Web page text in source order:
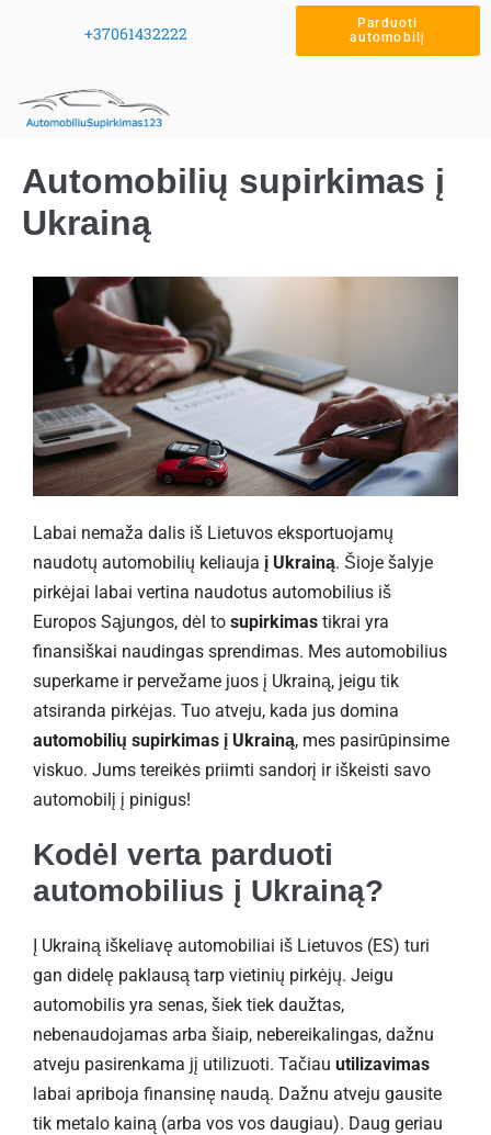
+37061432222
Parduoti
automobilį
Automobilių supirkimas į
Ukrainą
Labai nemaža dalis iš Lietuvos eksportuojamų
naudotų automobilių keliauja į Ukrainą. Šioje šalyje
pirkėjai labai vertina naudotus automobilius iš
Europos Sąjungos, dėl to supirkimas tikrai yra
finansiškai naudingas sprendimas. Mes automobilius
superkame ir pervežame juos į Ukrainą, jeigu tik
atsiranda pirkėjas. Tuo atveju, kada jus domina
automobilių supirkimas į Ukrainą, mes pasirūpinsime
viskuo. Jums tereikės priimti sandorį ir iškeisti savo
automobilį į pinigus!
Kodėl verta parduoti
automobilius į Ukrainą?
Į Ukrainą iškeliavę automobiliai iš Lietuvos (ES) turi
gan didelę paklausą tarp vietinių pirkėjų. Jeigu
automobilis yra senas, šiek tiek daužtas,
nebenaudojamas arba šiaip, nebereikalingas, dažnu
atveju pasirenkama jį utilizuoti. Tačiau utilizavimas
labai apriboja finansinę naudą. Dažnu atveju gausite
tik metalo kainą (arba vos vos daugiau). Daug geriau